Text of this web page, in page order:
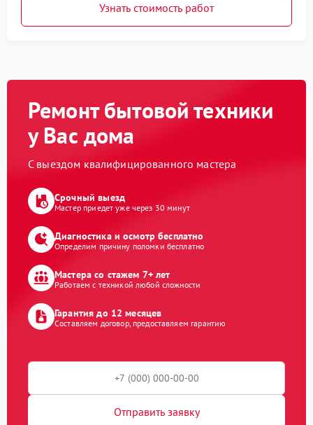
Узнать стоимость работ
Ремонт бытовой техники
у Вас дома
С выездом квалифицированного мастера
Срочный выезд
Мастер приедет уже через 30 минут
Диагностика и осмотр бесплатно
Определим причину поломки бесплатно
Мастера со стажем 7+ лет
Работаем с техникой любой сложности
Гарантия до 12 месяцев
Составляем договор, предоставляем гарантию
Отправить заявку